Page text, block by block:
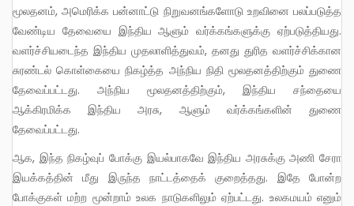
மூலதனம், அமெரிக்க பன்னாட்டு நிறுவனங்களோடு உறவினை பலப்படுத்த
வேண்டிய தேவையை இந்திய ஆளும் வர்க்கங்களுக்கு ஏற்படுத்தியது.
வளர்ச்சியடைந்த இந்திய முதலாளித்துவம், தனது துரித வளர்ச்சிக்கான
சுரண்டல் கொள்கையை நிகழ்த்த அந்நிய நிதி மூலதனத்திற்கும் துணை
தேவைப்பட்டது. அந்நிய மூலதனத்திற்கும், இந்திய சந்தையை
ஆக்கிரமிக்க இந்திய அரசு, ஆளும் வர்க்கங்களின் துணை
தேவைப்பட்டது.
ஆக, இந்த நிகழ்வுப் போக்கு இயல்பாகவே இந்திய அரசுக்கு அணி சேரா
இயக்கத்தின் மீது இருந்த நாட்டத்தைக் குறைத்தது. இதே போன்ற
போக்குகள் மற்ற மூன்றாம் உலக நாடுகளிலும் ஏற்பட்டது. உலகமயம் எனும்